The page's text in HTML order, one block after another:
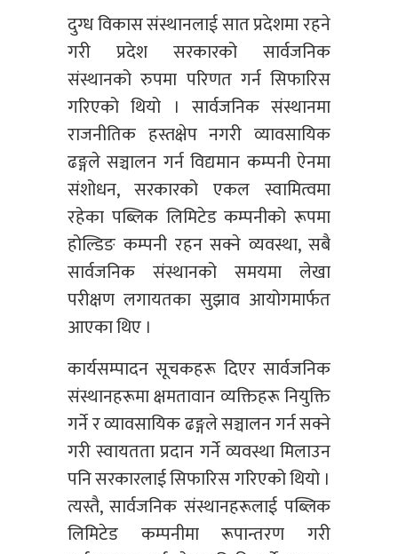
दुग्ध विकास संस्थानलाई सात प्रदेशमा रहने
गरी प्रदेश सरकारको सार्वजनिक
संस्थानको रुपमा परिणत गर्न सिफारिस
गरिएको थियो । सार्वजनिक संस्थानमा
राजनीतिक हस्तक्षेप नगरी व्यावसायिक
ढङ्गले सञ्चालन गर्न विद्यमान कम्पनी ऐनमा
संशोधन, सरकारको एकल स्वामित्वमा
रहेका पब्लिक लिमिटेड कम्पनीको रूपमा
होल्डिङ कम्पनी रहन सक्ने व्यवस्था, सबै
सार्वजनिक संस्थानको समयमा लेखा
परीक्षण लगायतका सुझाव आयोगमार्फत
आएका थिए ।
कार्यसम्पादन सूचकहरू दिएर सार्वजनिक
संस्थानहरूमा क्षमतावान व्यक्तिहरू नियुक्ति
गर्ने र व्यावसायिक ढङ्गले सञ्चालन गर्न सक्ने
गरी स्वायतता प्रदान गर्ने व्यवस्था मिलाउन
पनि सरकारलाई सिफारिस गरिएको थियो ।
त्यस्तै, सार्वजनिक संस्थानहरूलाई पब्लिक
लिमिटेड कम्पनीमा रूपान्तरण गरी